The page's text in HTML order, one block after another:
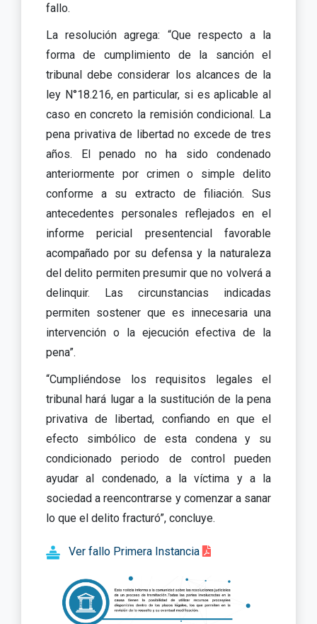
fallo.
La resolución agrega: “Que respecto a la
forma de cumplimiento de la sanción el
tribunal debe considerar los alcances de la
ley N°18.216, en particular, si es aplicable al
caso en concreto la remisión condicional. La
pena privativa de libertad no excede de tres
años. El penado no ha sido condenado
anteriormente por crimen o simple delito
conforme a su extracto de filiación. Sus
antecedentes personales reflejados en el
informe pericial presentencial favorable
acompañado por su defensa y la naturaleza
del delito permiten presumir que no volverá a
delinquir. Las circunstancias indicadas
permiten sostener que es innecesaria una
intervención o la ejecución efectiva de la
pena”.
“Cumpliéndose los requisitos legales el
tribunal hará lugar a la sustitución de la pena
privativa de libertad, confiando en que el
efecto simbólico de esta condena y su
condicionado periodo de control pueden
ayudar al condenado, a la víctima y a la
sociedad a reencontrarse y comenzar a sanar
lo que el delito fracturó”, concluye.
Ver fallo Primera Instancia